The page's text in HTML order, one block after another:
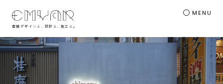
店舗デザインと 、 設計と 、 施工と。
MENU